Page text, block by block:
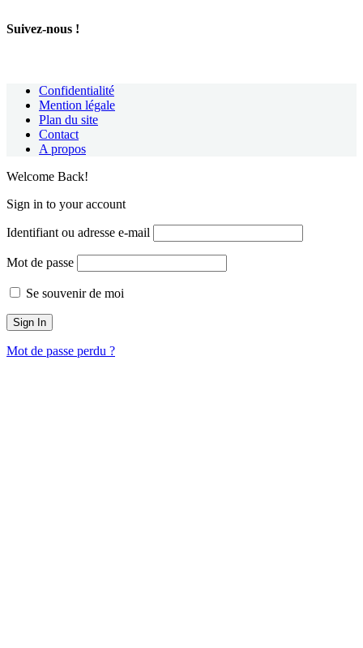
Suivez-nous !
Confidentialité
Mention légale
Plan du site
Contact
A propos
Welcome Back!
Sign in to your account
Identifiant ou adresse e-mail
Mot de passe
Se souvenir de moi
Mot de passe perdu ?